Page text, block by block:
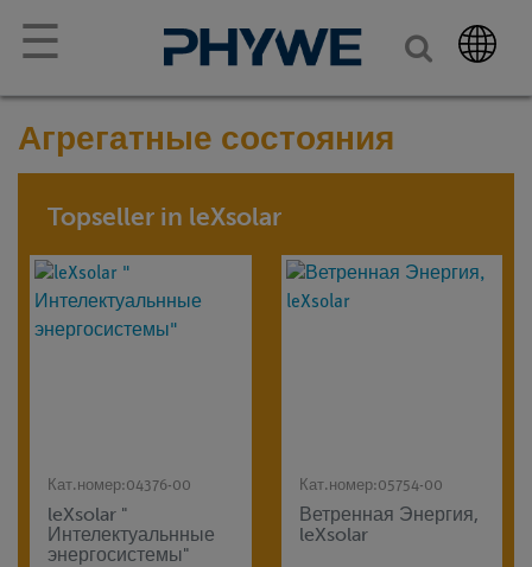
☰
Агрегатные состояния
Topseller in leXsolar
Кат.номер:04376-00
leXsolar "
Интелектуальнные
энергосистемы"
Кат.номер:05754-00
Ветренная Энергия,
leXsolar